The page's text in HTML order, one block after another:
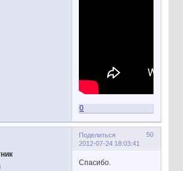
0
Поделиться
50
2012-07-24 18:03:41
Спасибо.